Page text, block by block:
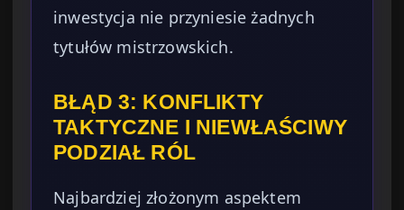
inwestycja nie przyniesie żadnych
tytułów mistrzowskich.
BŁĄD 3: KONFLIKTY
TAKTYCZNE I NIEWŁAŚCIWY
PODZIAŁ RÓL
Najbardziej złożonym aspektem